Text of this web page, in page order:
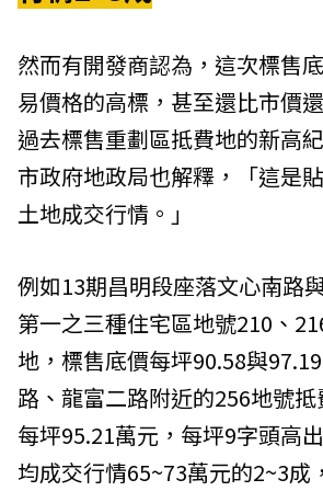
然而有開發商認為，這次標售
易價格的高標，甚至還比市價
過去標售重劃區抵費地的新高
市政府地政局也解釋，「這是
土地成交行情。」
例如13期昌明段座落文心南路
第一之三種住宅區地號210、
地，標售底價每坪90.58與
路、龍富二路附近的256地號
每坪95.21萬元，每坪9字頭高
均成交行情65~73萬元的2~3成